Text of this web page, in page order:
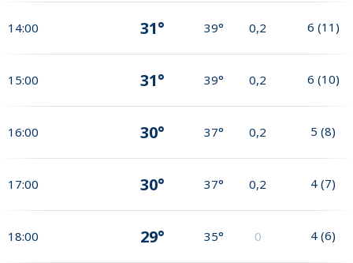
14:00 31° 39° 0,2 6 (11)
15:00 31° 39° 0,2 6 (10)
16:00 30° 37° 0,2 5 (8)
17:00 30° 37° 0,2 4 (7)
18:00 29° 35° 0 4 (6)